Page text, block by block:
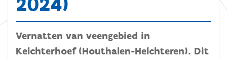
Vernatten van veengebied in
Kelchterhoef (Houthalen-Helchteren). Dit